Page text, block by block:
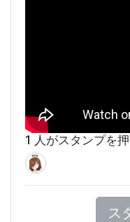
1 人がスタンプを
ス